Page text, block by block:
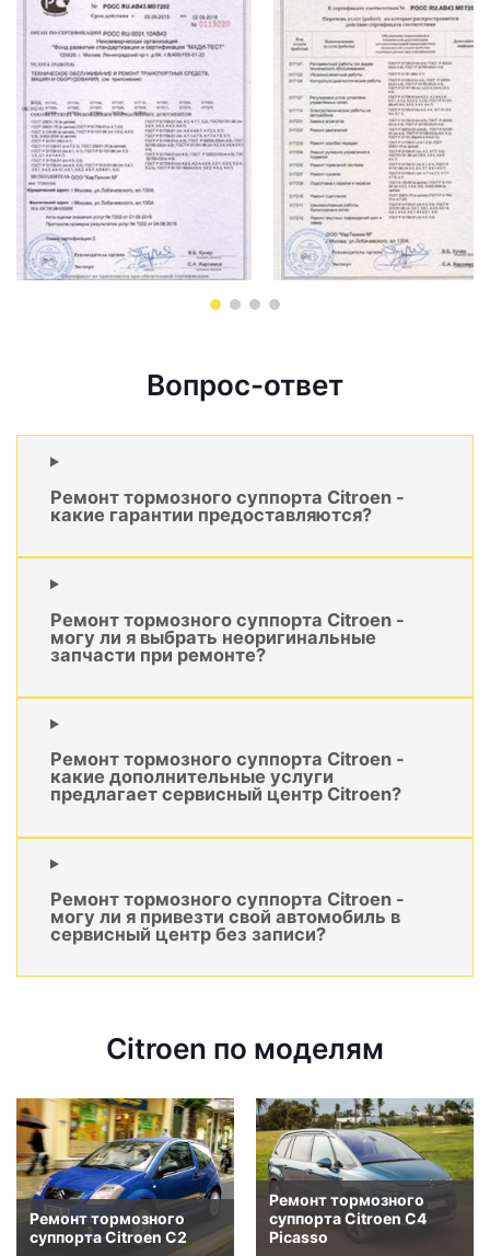
Вопрос-ответ
Ремонт тормозного суппорта Citroen -
какие гарантии предоставляются?
Ремонт тормозного суппорта Citroen -
могу ли я выбрать неоригинальные
запчасти при ремонте?
Ремонт тормозного суппорта Citroen -
какие дополнительные услуги
предлагает сервисный центр Citroen?
Ремонт тормозного суппорта Citroen -
могу ли я привезти свой автомобиль в
сервисный центр без записи?
Citroen по моделям
Ремонт тормозного
суппорта Citroen C2
Ремонт тормозного
суппорта Citroen C4
Picasso